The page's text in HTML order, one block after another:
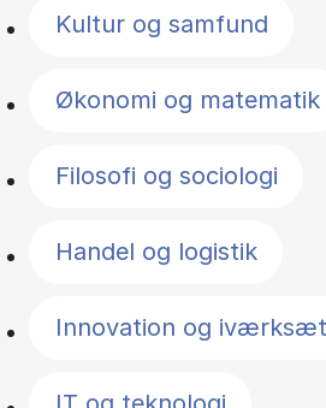
Kultur og samfund
Økonomi og matematik
Filosofi og sociologi
Handel og logistik
Innovation og